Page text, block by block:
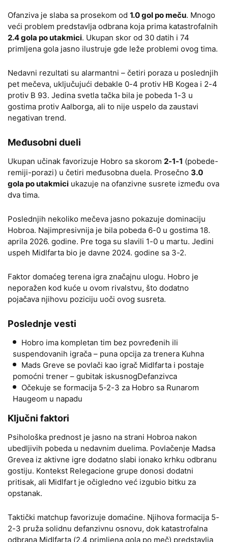
Ofanziva je slaba sa prosekom od 1.0 gol po meču. Mnogo
veći problem predstavlja odbrana koja prima katastrofalnih
2.4 gola po utakmici. Ukupan skor od 30 datih i 74
primljena gola jasno ilustruje gde leže problemi ovog tima.
Nedavni rezultati su alarmantni – četiri poraza u poslednjih
pet mečeva, uključujući debakle 0-4 protiv HB Kogea i 2-4
protiv B 93. Jedina svetla tačka bila je pobeda 1-3 u
gostima protiv Aalborga, ali to nije uspelo da zaustavi
negativan trend.
Međusobni dueli
Ukupan učinak favorizuje Hobro sa skorom 2-1-1 (pobede-
remiji-porazi) u četiri međusobna duela. Prosečno 3.0
gola po utakmici ukazuje na ofanzivne susrete između ova
dva tima.
Poslednjih nekoliko mečeva jasno pokazuje dominaciju
Hobroa. Najimpresivnija je bila pobeda 6-0 u gostima 18.
aprila 2026. godine. Pre toga su slavili 1-0 u martu. Jedini
uspeh Midlfarta bio je davne 2024. godine sa 3-2.
Faktor domaćeg terena igra značajnu ulogu. Hobro je
neporažen kod kuće u ovom rivalstvu, što dodatno
pojačava njihovu poziciju uoči ovog susreta.
Poslednje vesti
Hobro ima kompletan tim bez povređenih ili
suspendovanih igrača – puna opcija za trenera Kuhna
Mads Greve se povlači kao igrač Midlfarta i postaje
pomoćni trener – gubitak iskusnogDefanzivca
Očekuje se formacija 5-2-3 za Hobro sa Runarom
Haugeom u napadu
Ključni faktori
Psihološka prednost je jasno na strani Hobroa nakon
ubedljivih pobeda u nedavnim duelima. Povlačenje Madsa
Grevea iz aktivne igre dodatno slabi ionako krhku odbranu
gostiju. Kontekst Relegacione grupe donosi dodatni
pritisak, ali Midlfart je očigledno već izgubio bitku za
opstanak.
Taktički matchup favorizuje domaćine. Njihova formacija 5-
2-3 pruža solidnu defanzivnu osnovu, dok katastrofalna
odbrana Midlfarta (2.4 primljena gola po meč) predstavlja